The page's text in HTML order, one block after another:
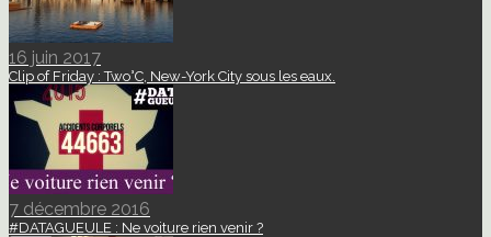
16 juin 2017
Clip of Friday : Two°C, New-York City sous les eaux.
7 décembre 2016
#DATAGUEULE : Ne voiture rien venir ?